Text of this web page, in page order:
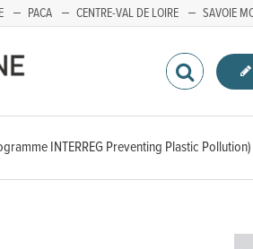
PACA CENTRE-VAL DE LOIRE SAVOIE
INTERREG Preventing Plastic Pollution)